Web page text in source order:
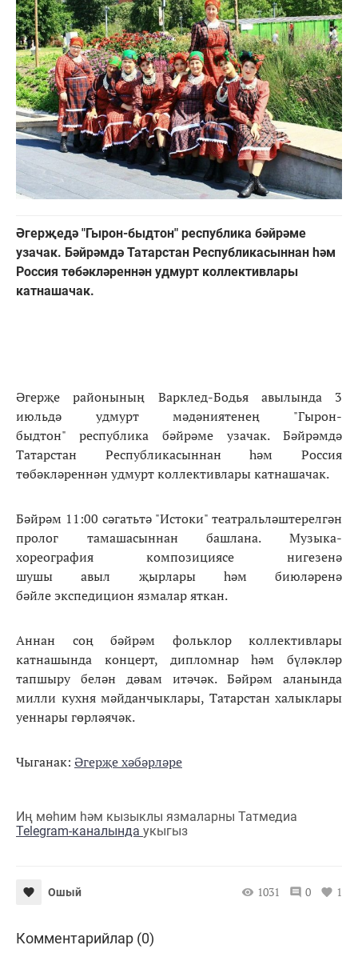
Әгерҗедә "Гырон-быдтон" республика бәйрәме
узачак. Бәйрәмдә Татарстан Республикасыннан һәм
Россия төбәкләреннән удмурт коллективлары
катнашачак.
Әгерҗе районының Варклед-Бодья авылында 3
июльдә удмурт мәдәниятенең "Гырон-
быдтон" республика бәйрәме узачак. Бәйрәмдә
Татарстан Республикасыннан һәм Россия
төбәкләреннән удмурт коллективлары катнашачак.
Бәйрәм 11:00 сәгатьтә "Истоки" театральләштерелгән
пролог тамашасыннан башлана. Музыка-
хореография композициясе нигезенә
шушы авыл җырлары һәм биюләренә
бәйле экспедицион язмалар яткан.
Аннан соң бәйрәм фольклор коллективлары
катнашында концерт, дипломнар һәм бүләкләр
тапшыру белән дәвам итәчәк. Бәйрәм аланында
милли кухня мәйданчыклары, Татарстан халыклары
уеннары гөрләячәк.
Чыганак: Әгерҗе хәбәрләре
Иң мөһим һәм кызыклы язмаларны Татмедиа
Telegram-каналында укыгыз
Ошый 1031 0 1
Комментарийлар (0)